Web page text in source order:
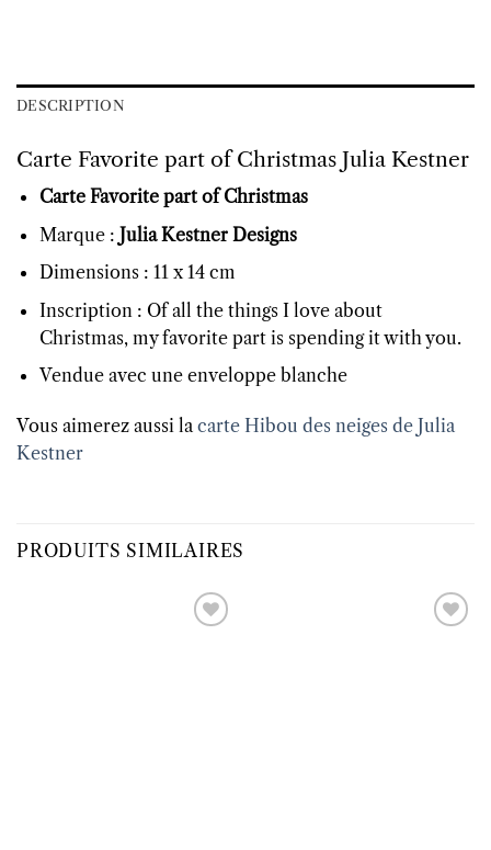
DESCRIPTION
Carte Favorite part of Christmas Julia Kestner
Carte Favorite part of Christmas
Marque : Julia Kestner Designs
Dimensions : 11 x 14 cm
Inscription : Of all the things I love about
Christmas, my favorite part is spending it with you.
Vendue avec une enveloppe blanche
Vous aimerez aussi la carte Hibou des neiges de Julia
Kestner
PRODUITS SIMILAIRES